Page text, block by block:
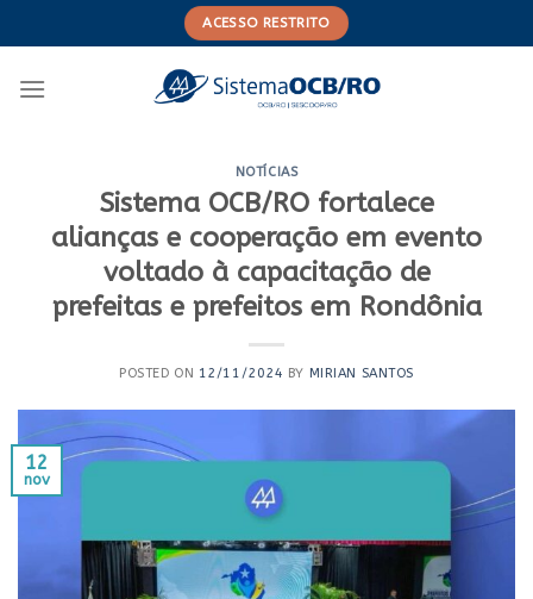
to
ACESSO RESTRITO
NOTÍCIAS
Sistema OCB/RO fortalece
alianças e cooperação em evento
voltado à capacitação de
prefeitas e prefeitos em Rondônia
POSTED ON 12/11/2024 BY MIRIAN SANTOS
12
nov